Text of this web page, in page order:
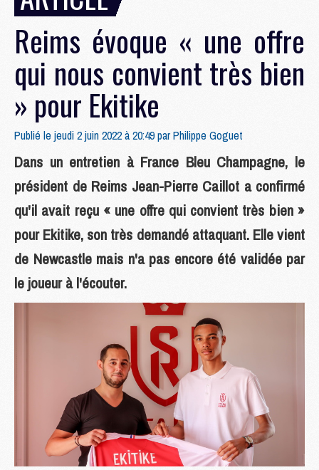
Reims évoque « une offre
qui nous convient très bien
» pour Ekitike
Publié le jeudi 2 juin 2022 à 20:49 parPhilippe Goguet
Dans un entretien à France Bleu Champagne, le
président de Reims Jean-Pierre Caillot a confirmé
qu'il avait reçu « une offre qui convient très bien »
pour Ekitike, son très demandé attaquant. Elle vient
de Newcastle mais n'a pas encore été validée par
le joueur à l'écouter.